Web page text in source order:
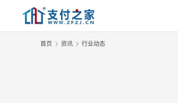
首页 资讯 行业动态